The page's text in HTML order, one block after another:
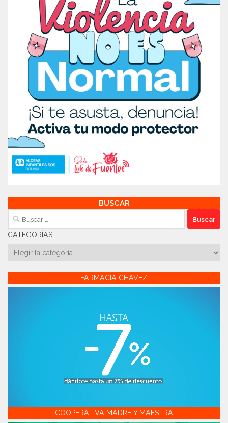
BUSCAR
Buscar:
CATEGORÍAS
Categorías
FARMACIA CHAVEZ
COOPERATIVA MADRE Y MAESTRA